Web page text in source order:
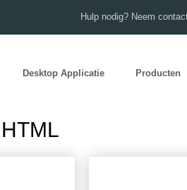
Hulp nodig? Neem
Desktop Applicatie Producten